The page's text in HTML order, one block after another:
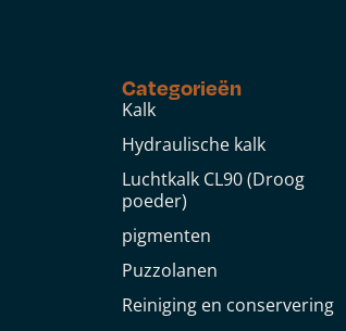
Categorieën
Kalk
Hydraulische kalk
Luchtkalk CL90 (Droog
poeder)
pigmenten
Puzzolanen
Reiniging en conservering